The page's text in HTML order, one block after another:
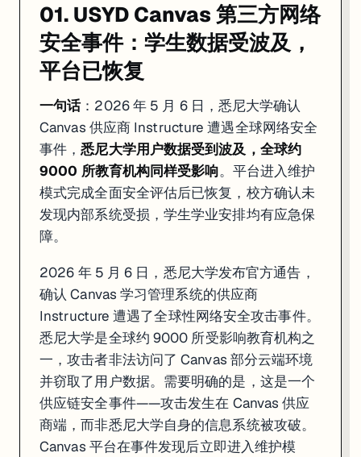
01. USYD Canvas 第三方网络
安全事件：学生数据受波及，
平台已恢复
一句话：2026 年 5 月 6 日，悉尼大学确认
Canvas 供应商 Instructure 遭遇全球网络安全
事件，悉尼大学用户数据受到波及，全球约
9000 所教育机构同样受影响。平台进入维护
模式完成全面安全评估后已恢复，校方确认未
发现内部系统受损，学生学业安排均有应急保
障。
2026 年 5 月 6 日，悉尼大学发布官方通告，
确认 Canvas 学习管理系统的供应商
Instructure 遭遇了全球性网络安全攻击事件。
悉尼大学是全球约 9000 所受影响教育机构之
一，攻击者非法访问了 Canvas 部分云端环境
并窃取了用户数据。需要明确的是，这是一个
供应链安全事件——攻击发生在 Canvas 供应
商端，而非悉尼大学自身的信息系统被攻破。
Canvas 平台在事件发现后立即进入维护模